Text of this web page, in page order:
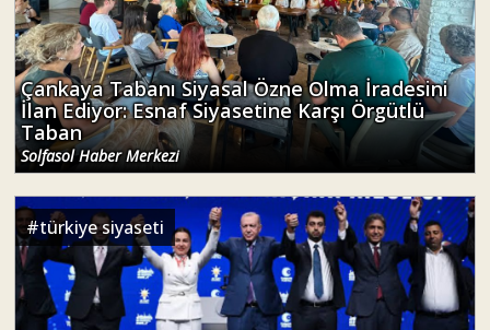
Çankaya Tabanı Siyasal Özne Olma İradesini
İlan Ediyor: Esnaf Siyasetine Karşı Örgütlü
Taban
Solfasol Haber Merkezi
#türkiye siyaseti